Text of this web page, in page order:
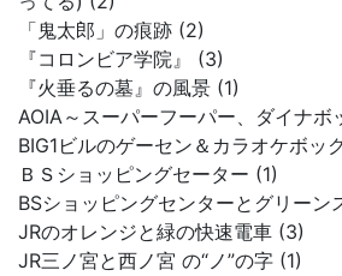
「鬼太郎」の痕跡 (2)
『コロンビア学院』 (3)
『火垂るの墓』の風景 (1)
AOIA～スーパーフーパー、ダイナボ
BIG1ビルのゲーセン＆カラオケボッ
ＢＳショッピングセーター (1)
BSショッピングセンターとグリーン
JRのオレンジと緑の快速電車 (3)
JR三ノ宮と西ノ宮 の“ノ”の字 (1)